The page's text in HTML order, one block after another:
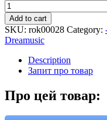
Add to cart
SKU: rok00028 Category:
Dreamusic
Description
Запит про товар
Про цей товар: